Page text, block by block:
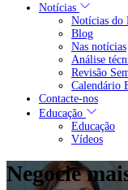
Notícias
Notícias do
Blog
Nas notícias
Análise
Revisão
Calendário
Contacte-nos
Educação
Educação
Vídeos
Negocie